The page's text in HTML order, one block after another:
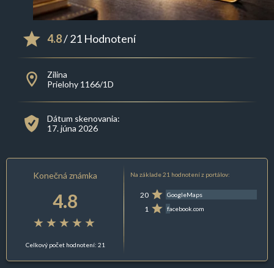
4.8/ 21 Hodnotení
Zilina
Prielohy 1166/1D
Dátum skenovania:
17. júna 2026
Konečná známka
4.8
Celkový počet hodnotení: 21
Na základe 21 hodnotení z portálov:
20 GoogleMaps
1 facebook.com